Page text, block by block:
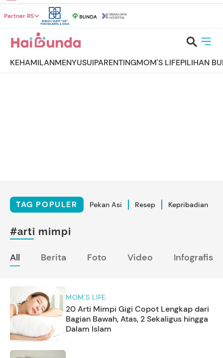
Partner RS
KEHAMILANMENYUSUIPARENTINGMOM'S LIFEPILIHAN
TAG POPULER Pekan Asi Resep Kepribadian
#arti mimpi
All Berita Foto Video Infografis
MOM'S LIFE
20 Arti Mimpi Gigi Copot Lengkap dari
Bagian Bawah, Atas, 2 Sekaligus hingga
Dalam Islam